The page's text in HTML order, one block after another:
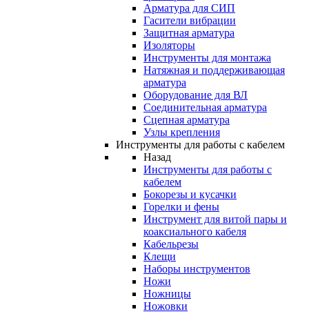
Арматура для СИП
Гасители вибрации
Защитная арматура
Изоляторы
Инструменты для монтажа
Натяжная и поддерживающая
арматура
Оборудование для ВЛ
Соединительная арматура
Сцепная арматура
Узлы крепления
Инструменты для работы с кабелем
Назад
Инструменты для работы с
кабелем
Бокорезы и кусачки
Горелки и фены
Инструмент для витой пары и
коаксиального кабеля
Кабельрезы
Клещи
Наборы инструментов
Ножи
Ножницы
Ножовки